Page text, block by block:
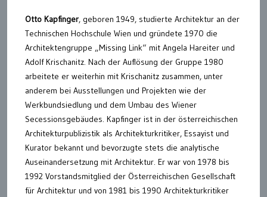
Otto Kapfinger, geboren 1949, studierte Architektur an der
Technischen Hochschule Wien und gründete 1970 die
Architektengruppe „Missing Link“ mit Angela Hareiter und
Adolf Krischanitz. Nach der Auflösung der Gruppe 1980
arbeitete er weiterhin mit Krischanitz zusammen, unter
anderem bei Ausstellungen und Projekten wie der
Werkbundsiedlung und dem Umbau des Wiener
Secessionsgebäudes. Kapfinger ist in der österreichischen
Architekturpublizistik als Architekturkritiker, Essayist und
Kurator bekannt und bevorzugte stets die analytische
Auseinandersetzung mit Architektur. Er war von 1978 bis
1992 Vorstandsmitglied der Österreichischen Gesellschaft
für Architektur und von 1981 bis 1990 Architekturkritiker